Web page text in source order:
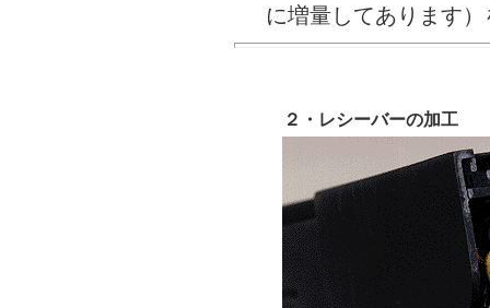
に増量してあります
２・レシーバーの加工